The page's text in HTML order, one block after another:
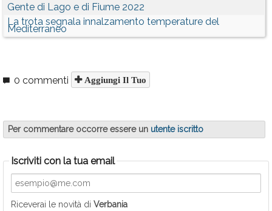
Gente di Lago e di Fiume 2022
La trota segnala innalzamento temperature del
Mediterraneo
0 commenti Aggiungi Il Tuo
Per commentare occorre essere un utente iscritto
Iscriviti con la tua email
Riceverai le novità di Verbania